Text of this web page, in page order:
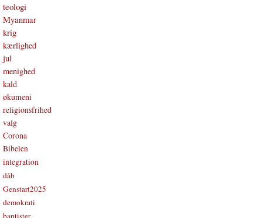
teologi
Myanmar
krig
kærlighed
jul
menighed
kald
økumeni
religionsfrihed
valg
Corona
Bibelen
integration
dåb
Genstart2025
demokrati
baptister